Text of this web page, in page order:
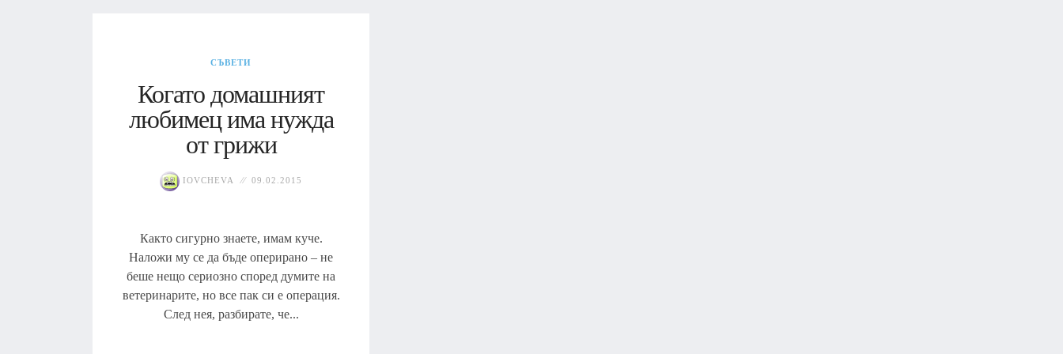
СЪВЕТИ
Когато домашният
любимец има нужда
от грижи
IOVCHEVA 09.02.2015
Както сигурно знаете, имам куче.
Наложи му се да бъде оперирано – не
беше нещо сериозно според думите на
ветеринарите, но все пак си е операция.
След нея, разбирате, че...